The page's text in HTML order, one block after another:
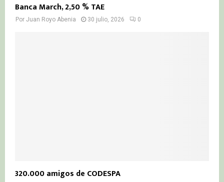
Banca March, 2,50 % TAE
Por Juan Royo Abenia 30 julio, 2026 0
320.000 amigos de CODESPA